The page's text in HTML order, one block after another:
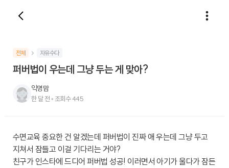
전체 자유수다
퍼버법이 우는데 그냥 두는 게 맞아?
익명맘
한 달 전• 조회수445
수면교육 중요한 건 알겠는데 퍼버법이 진짜 애 우는데 그냥 두고
지쳐서 잠들고 이걸 기다리는 거야?
친구가 인스타에 드디어 퍼버법 성공! 이러면서 아기가 울다가 잠든